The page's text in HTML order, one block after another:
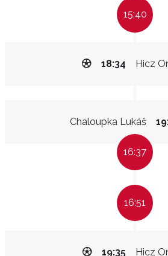
15:40
Hicz
18:34
Chaloupka Lukáš
16:37
16:51
Hicz
19:35